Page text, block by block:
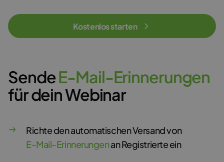
Kostenlos starten
SendeE-Mail-Erinnerungen
für dein Webinar
Richte den automatischen Versand von
E-Mail-Erinnerungenan Registrierte ein